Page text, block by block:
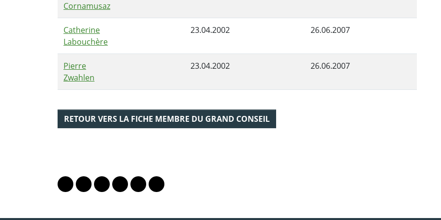
Cornamusaz
Catherine
Labouchère
23.04.2002 26.06.2007
Pierre
Zwahlen
23.04.2002 26.06.2007
RETOUR VERS LA FICHE MEMBRE DU GRAND CONSEIL
Lien vers le profil Mastodon
Lien vers le profil Bluesky
Lien vers le profil Instagram
Lien vers le profil Linkedin
Lien vers le profil Facebook
Lien vers le profil Twitter